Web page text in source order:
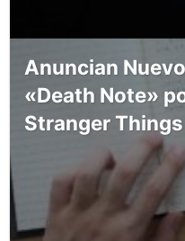
Anuncian
«Death Note»
Stranger Things